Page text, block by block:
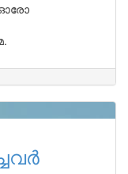
ഓരോ